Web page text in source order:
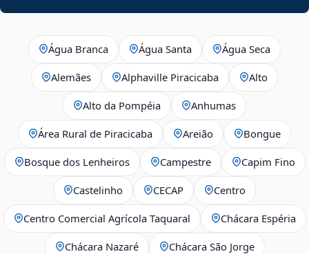
Água Branca Água Santa Água Seca
Alemães Alphaville Piracicaba Alto
Alto da Pompéia Anhumas
Área Rural de Piracicaba Areião Bongue
Bosque dos Lenheiros Campestre Capim Fino
Castelinho CECAP Centro
Centro Comercial Agrícola Taquaral Chácara Espéria
Chácara Nazaré Chácara São Jorge